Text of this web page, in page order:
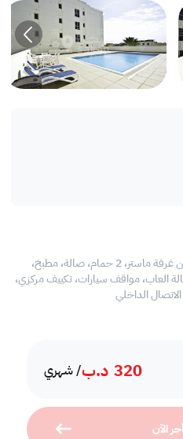
320 د.ب/ شهري
الآن
شقة مفروشة للايجار في أمواج، مكونة من غرفة ماستر، 2 حمام، صالة، مطبخ،
العاب، مواقف سيارات، تكييف مركزي،
الداخلي